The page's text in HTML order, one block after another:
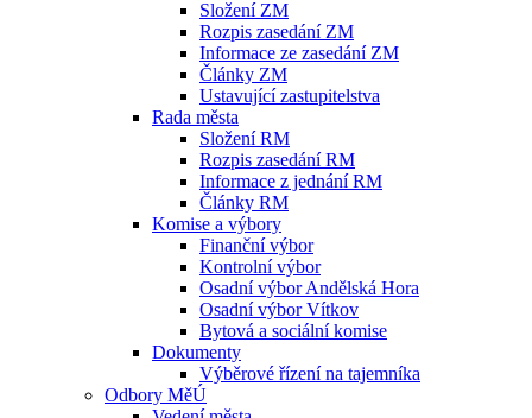
Složení ZM
Rozpis zasedání ZM
Informace ze zasedání ZM
Články ZM
Ustavující zastupitelstva
Rada města
Složení RM
Rozpis zasedání RM
Informace z jednání RM
Články RM
Komise a výbory
Finanční výbor
Kontrolní výbor
Osadní výbor Andělská Hora
Osadní výbor Vítkov
Bytová a sociální komise
Dokumenty
Výběrové řízení na tajemníka
Odbory MěÚ